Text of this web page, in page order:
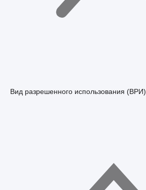
Вид разрешенного использования (ВРИ)